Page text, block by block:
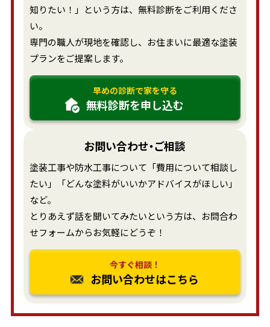
知りたい！」という方は、無料診断をご利用くださ
い。
専門の職人が現地を確認し、お住まいに最適な塗装
プランをご提案します。
早めの診断で家を守る
無料診断を申し込む
お問い合わせ・ご相談
塗装工事や防水工事について「費用について相談し
たい」「どんな塗料がいいかアドバイスがほしい」
など。
とりあえず話を聞いてみたいという方は、お問合わ
せフォームからお気軽にどうぞ！
今すぐ相談！
お問い合わせはこちら